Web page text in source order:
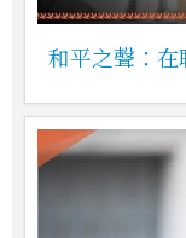
和平之聲：在